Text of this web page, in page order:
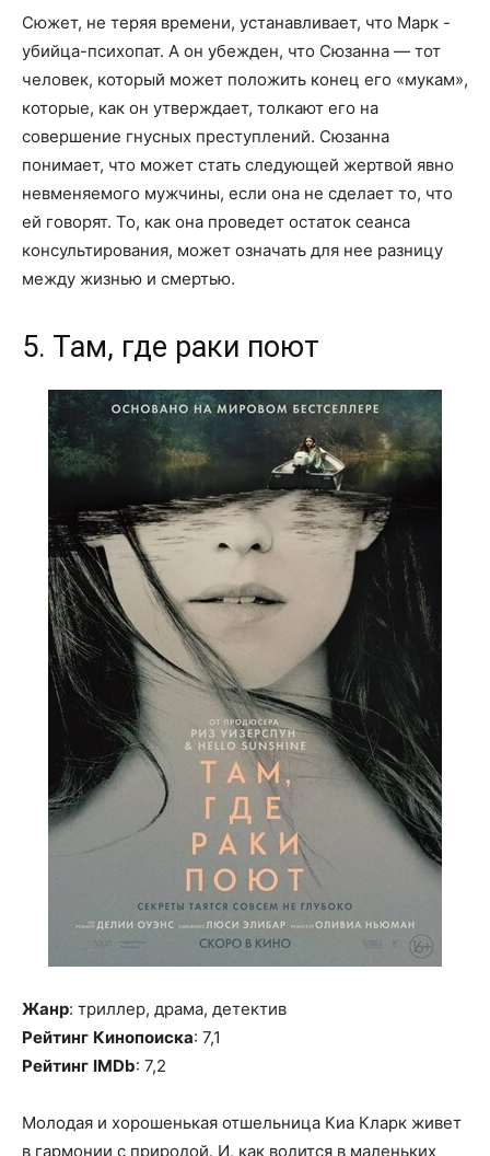
Сюжет, не теряя времени, устанавливает, что Марк -
убийца-психопат. А он убежден, что Сюзанна — тот
человек, который может положить конец его «мукам»,
которые, как он утверждает, толкают его на
совершение гнусных преступлений. Сюзанна
понимает, что может стать следующей жертвой явно
невменяемого мужчины, если она не сделает то, что
ей говорят. То, как она проведет остаток сеанса
консультирования, может означать для нее разницу
между жизнью и смертью.
5. Там, где раки поют
Жанр: триллер, драма, детектив
Рейтинг Кинопоиска: 7,1
Рейтинг IMDb: 7,2
Молодая и хорошенькая отшельница Киа Кларк живет
в гармонии с природой. И, как водится в маленьких